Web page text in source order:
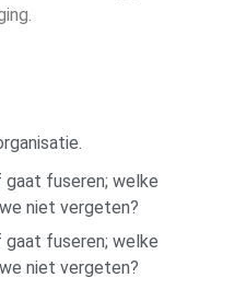
fuseren; welke
niet vergeten?
fuseren; welke
niet vergeten?